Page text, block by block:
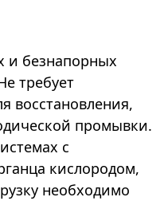
и безнапорных
требует
восстановления,
промывки.
с
кислородом,
необходимо